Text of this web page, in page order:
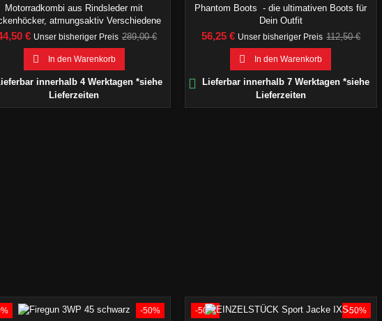
Motorradkombi aus Rindsleder mit
atmungsaktiv Verschiedene
Farben
€ Unser bisheriger Preis Verkaufspreis
289,00 €
 In den Warenkorb
innerhalb 4 Werktagen *siehe
Lieferzeiten
Phantom Boots - die ultimativen Boots für
Dein Outfit
Preis
56,25 € Unser bisheriger Preis Verkaufspreis
112,50 €
 In den Warenkorb

Lieferbar innerhalb 7 Werktagen *siehe
Lieferzeiten
-50% -50%
-50%